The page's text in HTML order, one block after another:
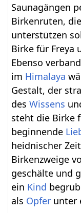
Saunagängen
Birkenruten,
unterstützen
Birke für Freya
Ebenso
im Himalaya
Gestalt, der
desWissens
steht die Birke
beginnende
heidnischer
Birkenzweige
geschälte und
ein Kind
als Opfer unter